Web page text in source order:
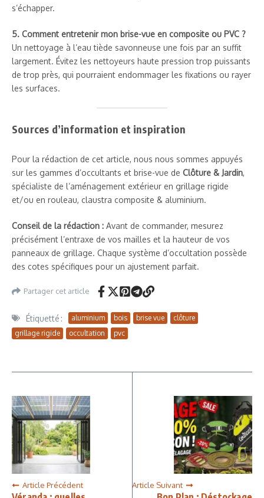
s’échapper.
5. Comment entretenir mon brise-vue en composite ou PVC ?
Un nettoyage à l’eau tiède savonneuse une fois par an suffit
largement. Évitez les nettoyeurs haute pression trop puissants
de trop près, qui pourraient endommager les fixations ou rayer
les surfaces.
Sources d’information et inspiration
Pour la rédaction de cet article, nous nous sommes appuyés
sur les gammes d’occultants et brise-vue de Clôture & Jardin,
spécialiste de l’aménagement extérieur en grillage rigide
et/ou en rouleau, claustra composite & aluminium.
Conseil de la rédaction : Avant de commander, mesurez
précisément l’entraxe de vos mailles et la hauteur de vos
panneaux de grillage. Chaque système d’occultation possède
des cotes spécifiques pour un ajustement parfait.
Partager cet article
Étiquetté : aluminium bois brise vue
clôture
grillage rigide
occultation pvc
Article Précédent Article Suivant